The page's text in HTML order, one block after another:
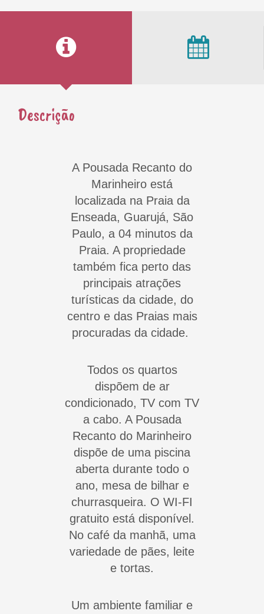
Descrição
A Pousada Recanto do
Marinheiro está
localizada na Praia da
Enseada, Guarujá, São
Paulo, a 04 minutos da
Praia. A propriedade
também fica perto das
principais atrações
turísticas da cidade, do
centro e das Praias mais
procuradas da cidade.
Todos os quartos
dispõem de ar
condicionado, TV com TV
a cabo. A Pousada
Recanto do Marinheiro
dispõe de uma piscina
aberta durante todo o
ano, mesa de bilhar e
churrasqueira. O WI-FI
gratuito está disponível.
No café da manhã, uma
variedade de pães, leite
e tortas.
Um ambiente familiar e